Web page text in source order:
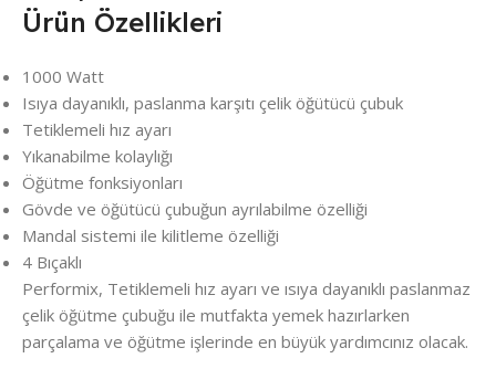
Ürün Özellikleri
1000 Watt
Isıya dayanıklı, paslanma karşıtı çelik öğütücü çubuk
Tetiklemeli hız ayarı
Yıkanabilme kolaylığı
Öğütme fonksiyonları
Gövde ve öğütücü çubuğun ayrılabilme özelliği
Mandal sistemi ile kilitleme özelliği
4 Bıçaklı
Performix, Tetiklemeli hız ayarı ve ısıya dayanıklı paslanmaz
çelik öğütme çubuğu ile mutfakta yemek hazırlarken
parçalama ve öğütme işlerinde en büyük yardımcınız olacak.